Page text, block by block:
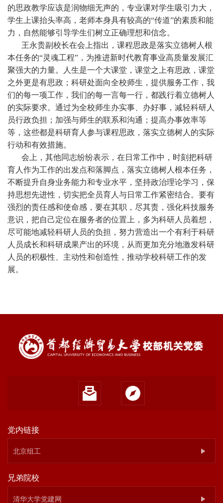
的思政教学应该是润物细无声的，专业课对学生吸引力大，
学生上课抬头率高，老师本身具有较高的“传道”的素质和能
力，自然能够引导学生们树立正确理想和信念。
王永贵副校长在会上指出，课程思政是落实立德树人根
本任务的“灵魂工程”，为推进新时代教育事业高质量发展汇
聚强大的力量。人生是一个大课堂，课堂之上有思政，课堂
之外更是有思政；科研处面向全校师生，提供服务工作，我
们的每一项工作，我们的每一言每一行，都践行着立德树人
的实际要求。通过为全校师生办实事、办好事，减轻科研人
员行政负担；加强与师生的联系和沟通；提高办事效率等
等，这些都是科研育人参与课程思政，落实立德树人的实际
行动和有效措施。
会上，其他同志纷纷表示，在日常工作中，时刻把科研
育人作为工作的出发点和落脚点，落实立德树人根本任务，
不断提升自身业务能力和专业水平，坚持政治理论学习，保
持思想先进性，切实把全员育人与日常工作紧密结合。要有
强烈的责任感和使命感，要在其职，尽其责，强化科技服务
意识，把自己定位在服务者的位置上，多为科研人员着想，
尽可能地减轻科研人员的负担，努力营造出一个有利于科研
人员成长和科研成果产出的环境，从而更加充分地激发科研
人员的积极性、主动性和创造性，推动学校科研工作的发
展。
党内链接
北京组工
兄弟院校
清华大学党建网